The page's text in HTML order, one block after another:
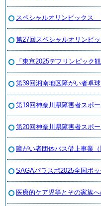
スペシャルオリンピックス
第27回スペシャルオリンピ
「東京2025デフリンピック
第39回湘南地区障がい者卓球
第19回神奈川県障害者スポ
第20回神奈川県障害者スポ
障がい者団体バス借上事業
SAGAパラスポ2025全国ボ
医療的ケア児等とその家族